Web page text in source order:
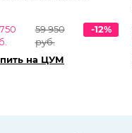
59 950
руб.
-12%
на ЦУМ